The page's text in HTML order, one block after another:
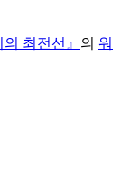
최전선』 의 워